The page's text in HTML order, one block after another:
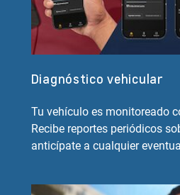
Diagnóstico vehicular
Tu vehículo es monitoreado
Recibe reportes periódicos
anticípate a cualquier